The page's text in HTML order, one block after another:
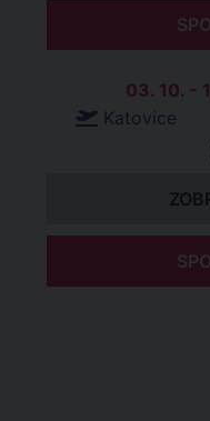
03. 10. -
Katovice